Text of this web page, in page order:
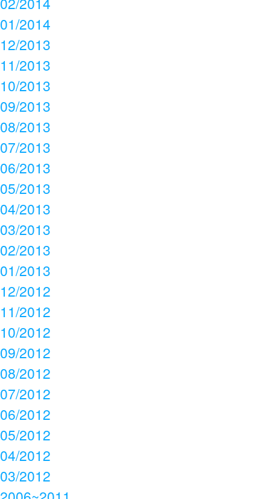
01/2014
12/2013
11/2013
10/2013
09/2013
08/2013
07/2013
06/2013
05/2013
04/2013
03/2013
02/2013
01/2013
12/2012
11/2012
10/2012
09/2012
08/2012
07/2012
06/2012
05/2012
04/2012
03/2012